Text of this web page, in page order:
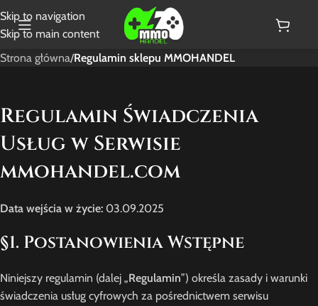
Skip to navigation
Skip to main content
Strona główna/Regulamin sklepu MMOHANDEL
Regulamin Świadczenia
Usług w Serwisie
mmohandel.com
Data wejścia w życie: 03.09.2025
§1. Postanowienia Wstępne
Niniejszy regulamin (dalej „Regulamin”) określa zasady i warunki
świadczenia usług cyfrowych za pośrednictwem serwisu